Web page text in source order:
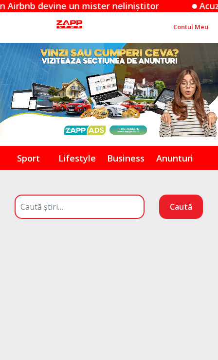
un mister neliniștitor Acuzațiile
Contul Meu
Sport Lifestyle Business Anunturi
Caută